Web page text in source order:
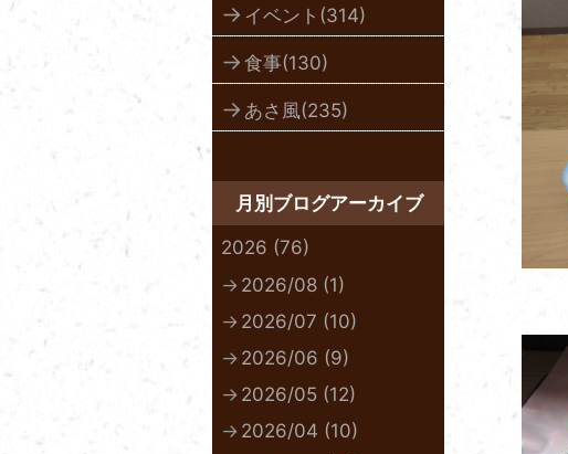
イベント(314)
食事(130)
あさ風(235)
月別ブログアーカイブ
2026 (76)
2026/08 (1)
2026/07 (10)
2026/06 (9)
2026/05 (12)
2026/04 (10)